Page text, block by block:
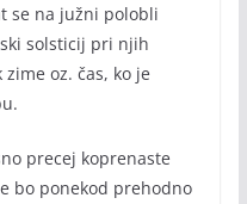
se na južni polobli
solsticij pri njih
oz. čas, ko je
precej koprenaste
bo ponekod prehodno